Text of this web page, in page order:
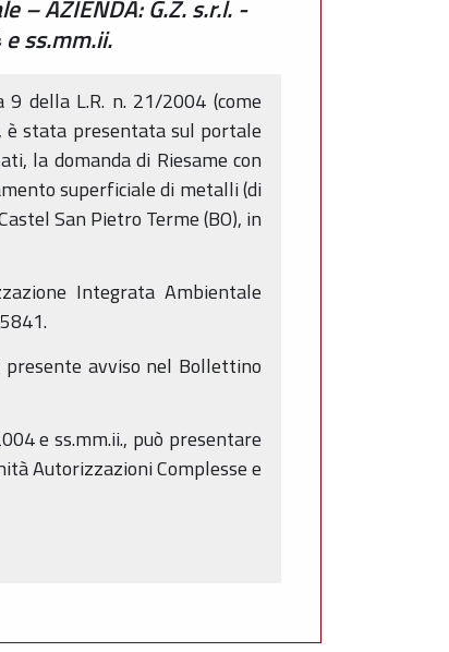
– AZIENDA: G.Z. s.r.l. -
ss.mm.ii.
della L.R. n. 21/2004 (come
stata presentata sul portale
la domanda di Riesame con
superficiale di metalli (di
San Pietro Terme (BO), in
Integrata Ambientale
avviso nel Bollettino
e ss.mm.ii., può presentare
Autorizzazioni Complesse e